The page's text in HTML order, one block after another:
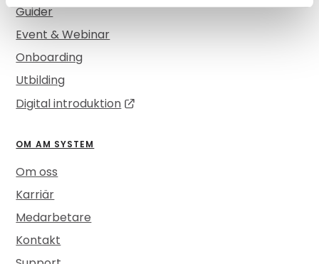
Guider
Event & Webinar
Onboarding
Utbilding
Digital introduktion
OM AM SYSTEM
Om oss
Karriär
Medarbetare
Kontakt